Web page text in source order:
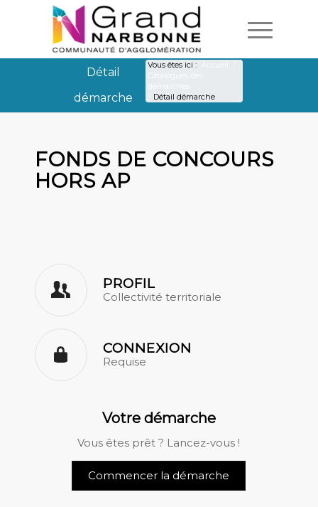
Détail
démarche
Vous êtes ici :
Détail démarche
Détail démarche
FONDS DE CONCOURS
HORS AP
PROFIL
Collectivité territoriale
CONNEXION
Requise
Votre démarche
Vous êtes prêt ? Lancez-vous !
Commencer la démarche